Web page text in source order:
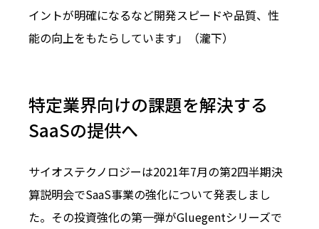
イントが明確になるなど開発スピードや品質、性
能の向上をもたらしています」（瀧下）
特定業界向けの課題を解決する
SaaSの提供へ
サイオステクノロジーは2021年7月の第2四半期決
算説明会でSaaS事業の強化について発表しまし
た。その投資強化の第一弾がGluegentシリーズで